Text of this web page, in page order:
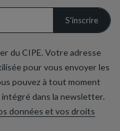
du CIPE. Votre adresse
pour vous envoyer les
pouvez à tout moment
dans la newsletter.
données et vos droits